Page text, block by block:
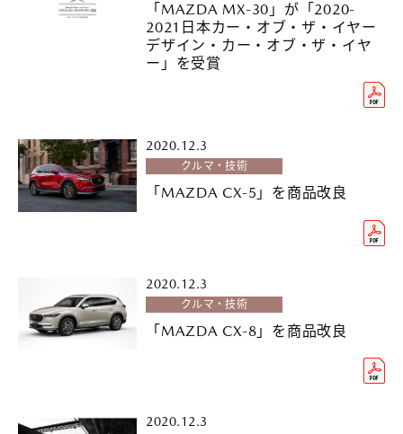
「MAZDA MX-30」が「2020-
2021日本カー・オブ・ザ・イヤー
デザイン・カー・オブ・ザ・イヤ
ー」を受賞
2020.12.3
クルマ・技術
「MAZDA CX-5」を商品改良
2020.12.3
クルマ・技術
「MAZDA CX-8」を商品改良
2020.12.3